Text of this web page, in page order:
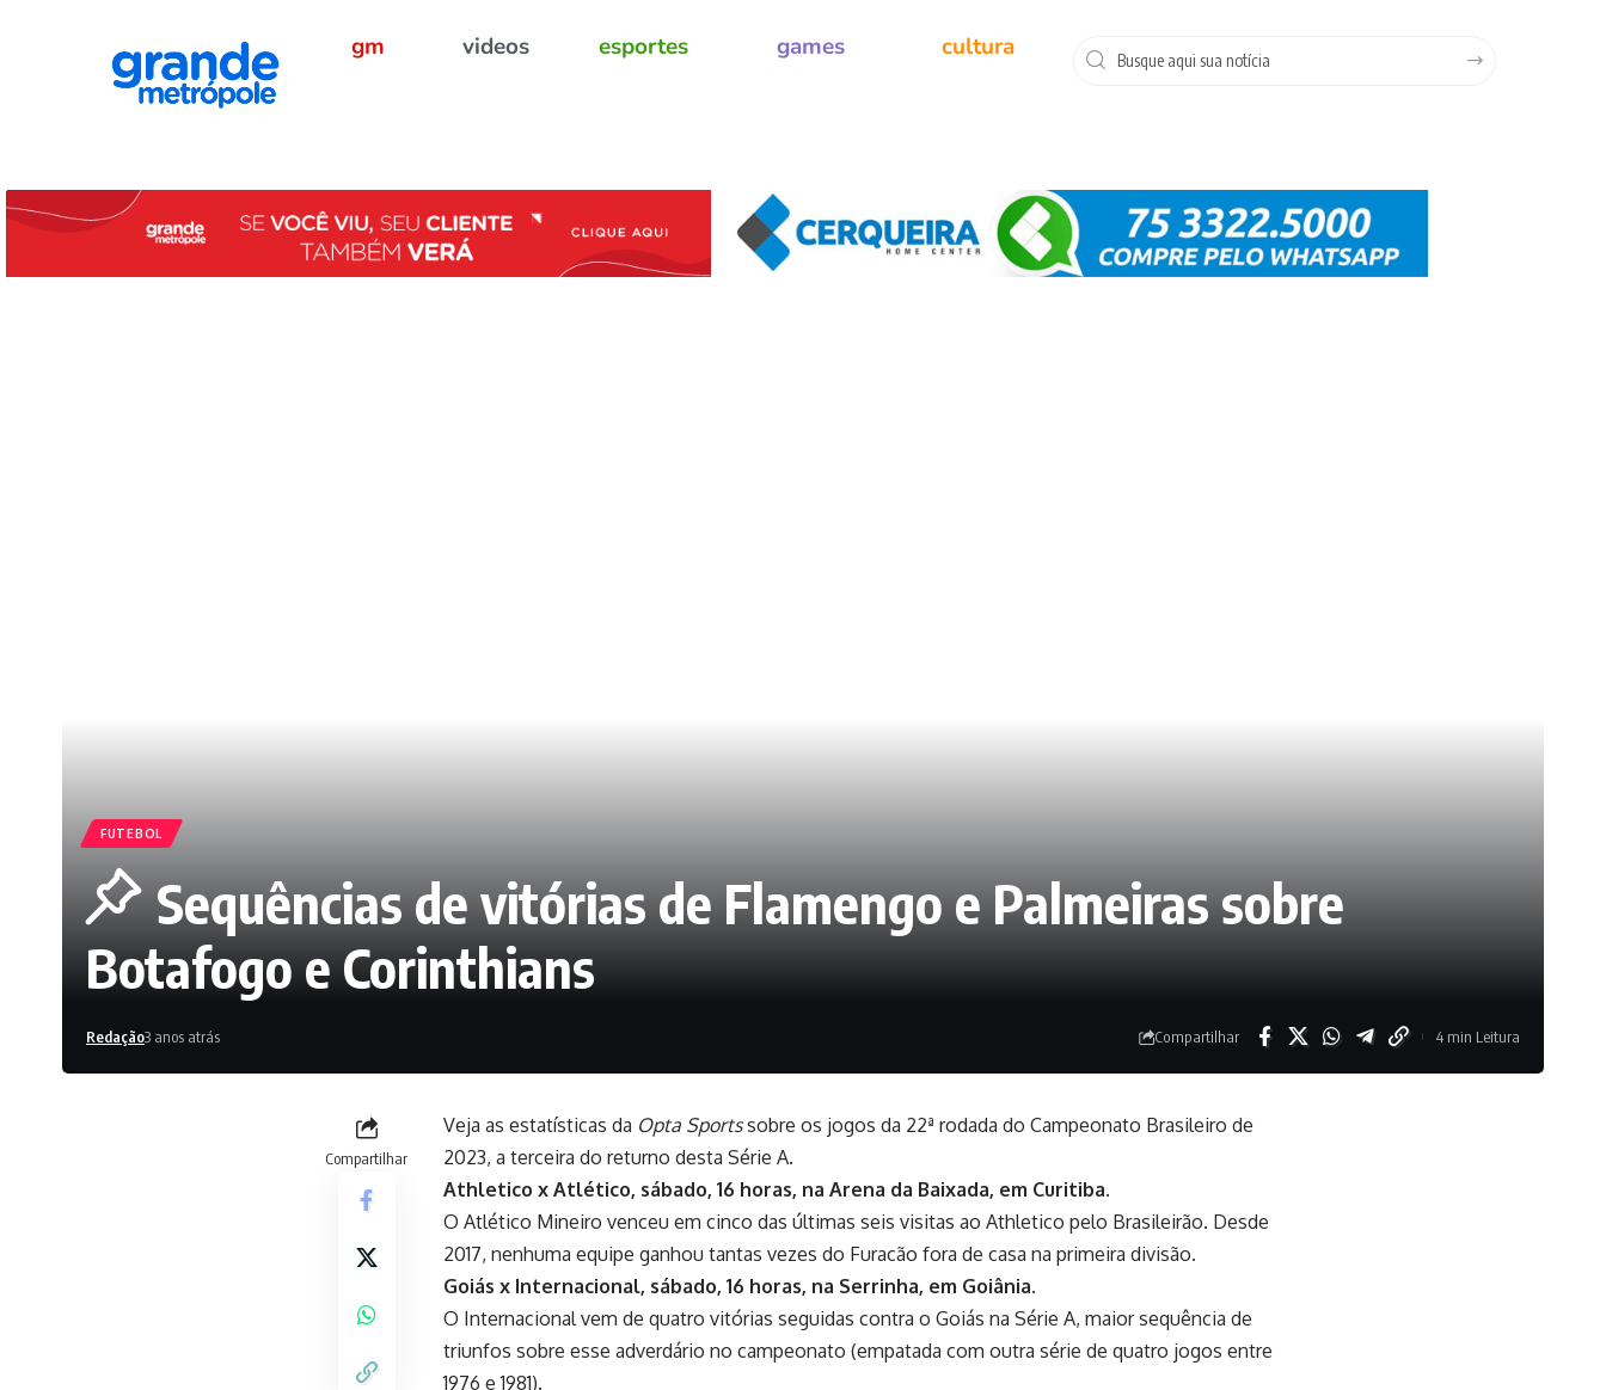
gm videos esportes games cultura
FUTEBOL
Sequências de vitórias de Flamengo e Palmeiras sobre
Botafogo e Corinthians
Redação3 anos atrás Compartilhar 4 min Leitura
Compartilhar
Veja as estatísticas da Opta Sportssobre os jogos da 22ª rodada do Campeonato Brasileiro de
2023, a terceira do returno desta Série A.
Athletico x Atlético, sábado, 16 horas, na Arena da Baixada, em Curitiba.
O Atlético Mineiro venceu em cinco das últimas seis visitas ao Athletico pelo Brasileirão. Desde
2017, nenhuma equipe ganhou tantas vezes do Furacão fora de casa na primeira divisão.
Goiás x Internacional, sábado, 16 horas, na Serrinha, em Goiânia.
O Internacional vem de quatro vitórias seguidas contra o Goiás na Série A, maior sequência de
triunfos sobre esse adverdário no campeonato (empatada com outra série de quatro jogos entre
1976 e 1981).